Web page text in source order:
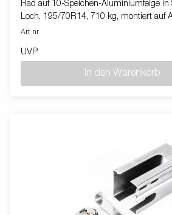
Rad auf 10-Speichen-Aluminiumfelge
Loch, 195/70R14, 710 kg, montiert auf
Art nr
UVP
In den Warenkorb